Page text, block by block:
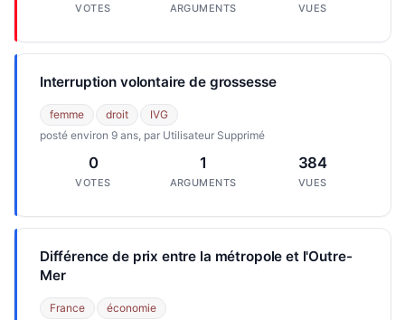
VOTES ARGUMENTS VUES
0
VOTES
1
ARGUMENTS
384
VUES
Interruption volontaire de grossesse
femme droit
IVG
posté environ 9 ans, par Utilisateur Supprimé
Différence de prix entre la métropole et l'Outre-
Mer
France
économie